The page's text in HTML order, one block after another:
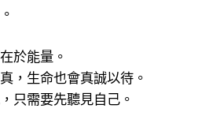
於能量。
，生命也會真誠以待。
只需要先聽見自己。